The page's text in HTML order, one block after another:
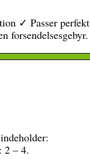
✓ Passer perfekt
2 – 4.